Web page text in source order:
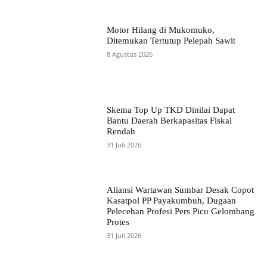
Motor Hilang di Mukomuko,
Ditemukan Tertutup Pelepah Sawit
8 Agustus 2026
Skema Top Up TKD Dinilai Dapat
Bantu Daerah Berkapasitas Fiskal
Rendah
31 Juli 2026
Aliansi Wartawan Sumbar Desak Copot
Kasatpol PP Payakumbuh, Dugaan
Pelecehan Profesi Pers Picu Gelombang
Protes
31 Juli 2026